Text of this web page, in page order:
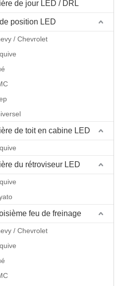
de jour LED / DRL
position LED
/ Chevrolet
de toit en cabine LED
du rétroviseur LED
feu de freinage
/ Chevrolet